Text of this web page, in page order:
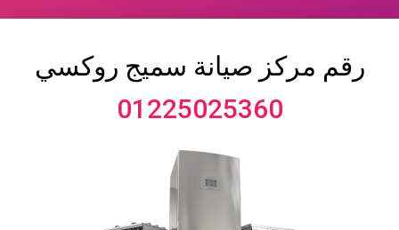
رقم مركز صيانة سميج روكسي
01225025360